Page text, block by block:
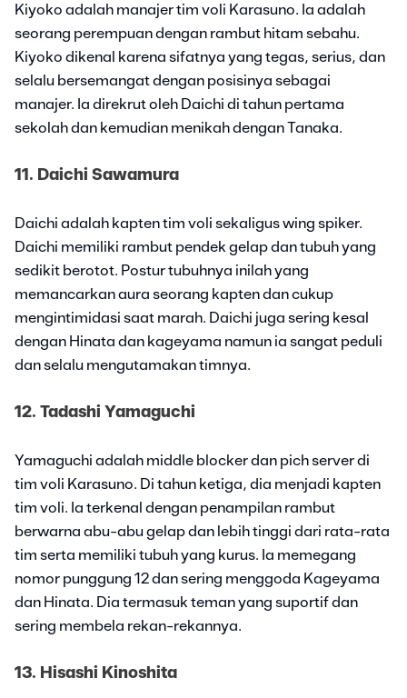
Kiyoko adalah manajer tim voli Karasuno. Ia adalah
seorang perempuan dengan rambut hitam sebahu.
Kiyoko dikenal karena sifatnya yang tegas, serius, dan
selalu bersemangat dengan posisinya sebagai
manajer. Ia direkrut oleh Daichi di tahun pertama
sekolah dan kemudian menikah dengan Tanaka.
11. Daichi Sawamura
Daichi adalah kapten tim voli sekaligus wing spiker.
Daichi memiliki rambut pendek gelap dan tubuh yang
sedikit berotot. Postur tubuhnya inilah yang
memancarkan aura seorang kapten dan cukup
mengintimidasi saat marah. Daichi juga sering kesal
dengan Hinata dan kageyama namun ia sangat peduli
dan selalu mengutamakan timnya.
12. Tadashi Yamaguchi
Yamaguchi adalah middle blocker dan pich server di
tim voli Karasuno. Di tahun ketiga, dia menjadi kapten
tim voli. Ia terkenal dengan penampilan rambut
berwarna abu-abu gelap dan lebih tinggi dari rata-rata
tim serta memiliki tubuh yang kurus. Ia memegang
nomor punggung 12 dan sering menggoda Kageyama
dan Hinata. Dia termasuk teman yang suportif dan
sering membela rekan-rekannya.
13. Hisashi Kinoshita